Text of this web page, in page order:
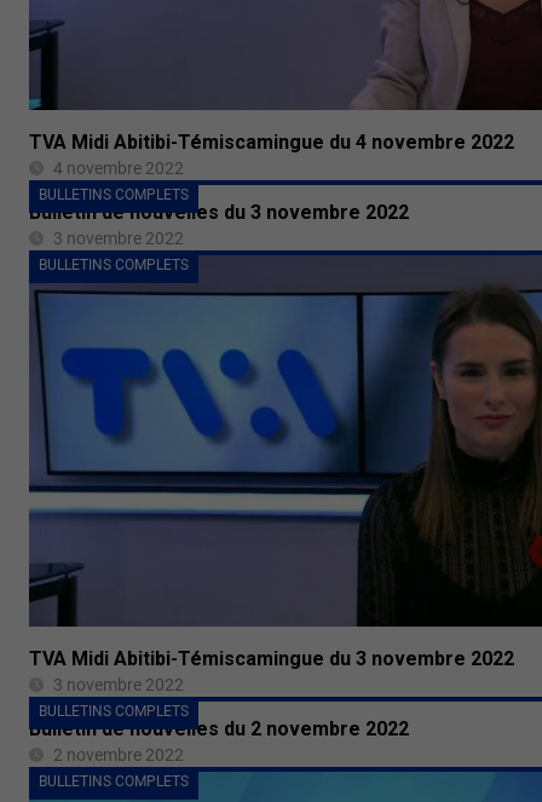
TVA Midi Abitibi-Témiscamingue du 4 novembre 2022
4 novembre 2022
BULLETINS COMPLETS
Bulletin de nouvelles du 3 novembre 2022
3 novembre 2022
BULLETINS COMPLETS
TVA Midi Abitibi-Témiscamingue du 3 novembre 2022
3 novembre 2022
BULLETINS COMPLETS
Bulletin de nouvelles du 2 novembre 2022
2 novembre 2022
BULLETINS COMPLETS